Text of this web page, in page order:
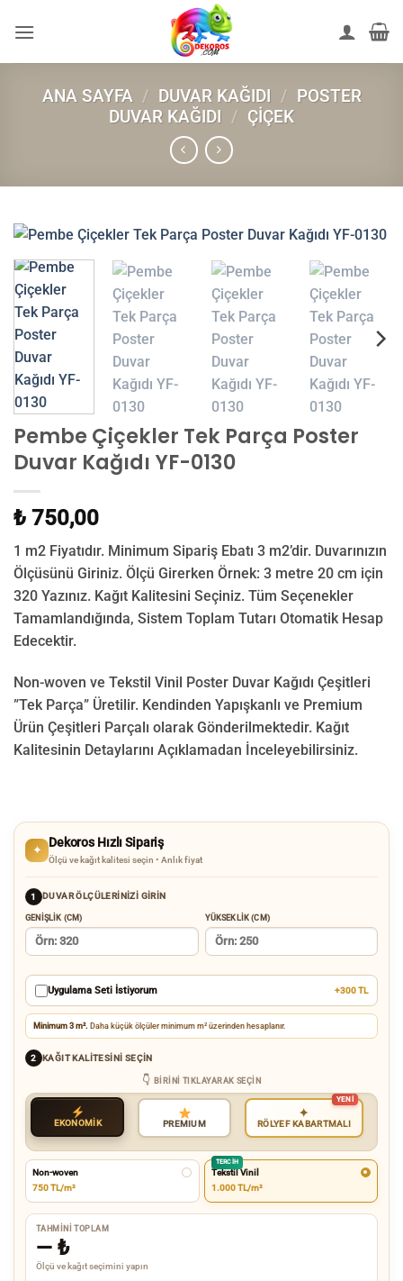
atla
ANA SAYFA / DUVAR KAĞIDI / POSTER
DUVAR KAĞIDI / ÇIÇEK
Pembe Çiçekler Tek Parça Poster
Duvar Kağıdı YF-0130
₺ 750,00
1 m2 Fiyatıdır. Minimum Sipariş Ebatı 3 m2’dir. Duvarınızın
Ölçüsünü Giriniz. Ölçü Girerken Örnek: 3 metre 20 cm için
320 Yazınız. Kağıt Kalitesini Seçiniz. Tüm Seçenekler
Tamamlandığında, Sistem Toplam Tutarı Otomatik Hesap
Edecektir.
Non-woven ve Tekstil Vinil Poster Duvar Kağıdı Çeşitleri
”Tek Parça” Üretilir. Kendinden Yapışkanlı ve Premium
Ürün Çeşitleri Parçalı olarak Gönderilmektedir. Kağıt
Kalitesinin Detaylarını Açıklamadan İnceleyebilirsiniz.
✦
Dekoros Hızlı Sipariş
Ölçü ve kağıt kalitesi seçin • Anlık fiyat
1 DUVAR ÖLÇÜLERINIZI GIRIN
GENIŞLIK (CM) YÜKSEKLIK (CM)
Uygulama Seti İstiyorum +300 TL
Minimum 3 m². Daha küçük ölçüler minimum m² üzerinden hesaplanır.
2 KAĞIT KALITESINI SEÇIN
BIRINI TIKLAYARAK SEÇIN
EKONOMİK PREMIUM
✦
RÖLYEF KABARTMALI
Non-woven
750 TL/m²
TERCIH
Tekstil Vinil
1.000 TL/m²
TAHMINI TOPLAM
— ₺
Ölçü ve kağıt seçimini yapın